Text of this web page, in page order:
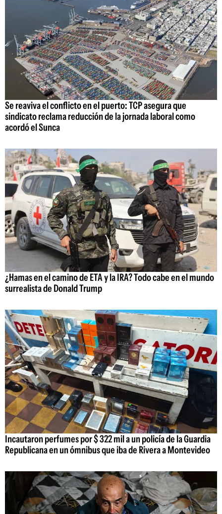
Se reaviva el conflicto en el puerto: TCP asegura que
sindicato reclama reducción de la jornada laboral como
acordó el Sunca
¿Hamas en el camino de ETA y la IRA? Todo cabe en el mundo
surrealista de Donald Trump
Incautaron perfumes por $ 322 mil a un policía de la Guardia
Republicana en un ómnibus que iba de Rivera a Montevideo